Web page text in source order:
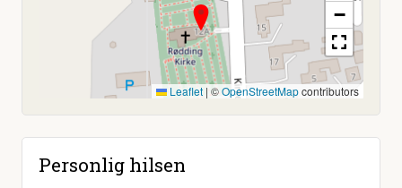
−
Leaflet | ©OpenStreetMapcontributors
Personlig hilsen